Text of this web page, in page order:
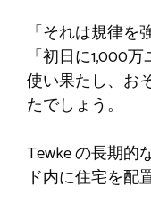
「それは規律を
「初日に1,000
使い果たし、お
たでしょう。
Tewke の長期的
ド内に住宅を配